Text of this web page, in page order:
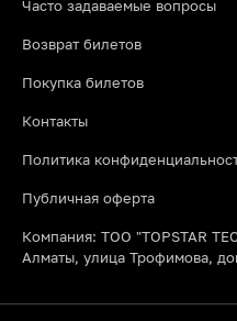
Часто задаваемые вопросы
Возврат билетов
Покупка билетов
Контакты
Политика
Публичная оферта
Компания: ТОО "TOPSTAR
Алматы, улица Трофимова,